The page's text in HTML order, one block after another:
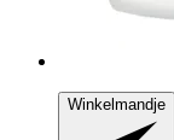
Winkelmandje